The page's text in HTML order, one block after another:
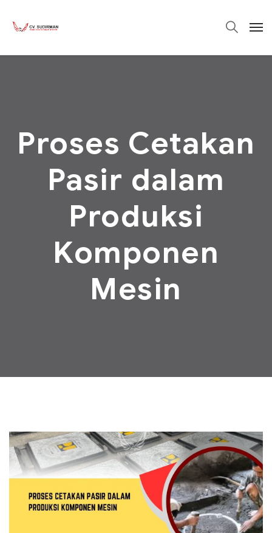
Proses Cetakan
Pasir dalam
Produksi
Komponen
Mesin